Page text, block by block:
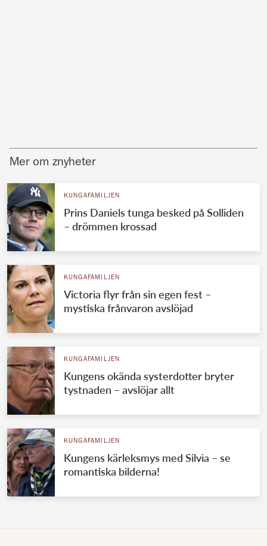
Mer om znyheter
KUNGAFAMILJEN
Prins Daniels tunga besked på Solliden
– drömmen krossad
KUNGAFAMILJEN
Victoria flyr från sin egen fest –
mystiska frånvaron avslöjad
KUNGAFAMILJEN
Kungens okända systerdotter bryter
tystnaden – avslöjar allt
KUNGAFAMILJEN
Kungens kärleksmys med Silvia – se
romantiska bilderna!